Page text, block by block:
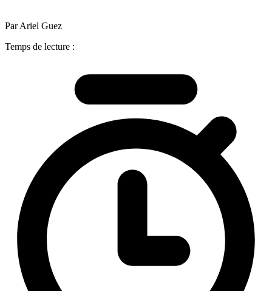
Par Ariel Guez
Temps de lecture :